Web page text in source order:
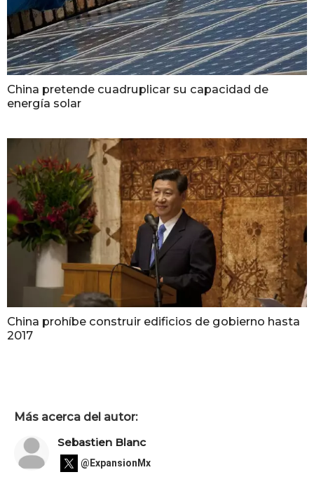
China pretende cuadruplicar su capacidad de
energía solar
China prohíbe construir edificios de gobierno hasta
2017
Más acerca del autor:
Sebastien Blanc
@ExpansionMx